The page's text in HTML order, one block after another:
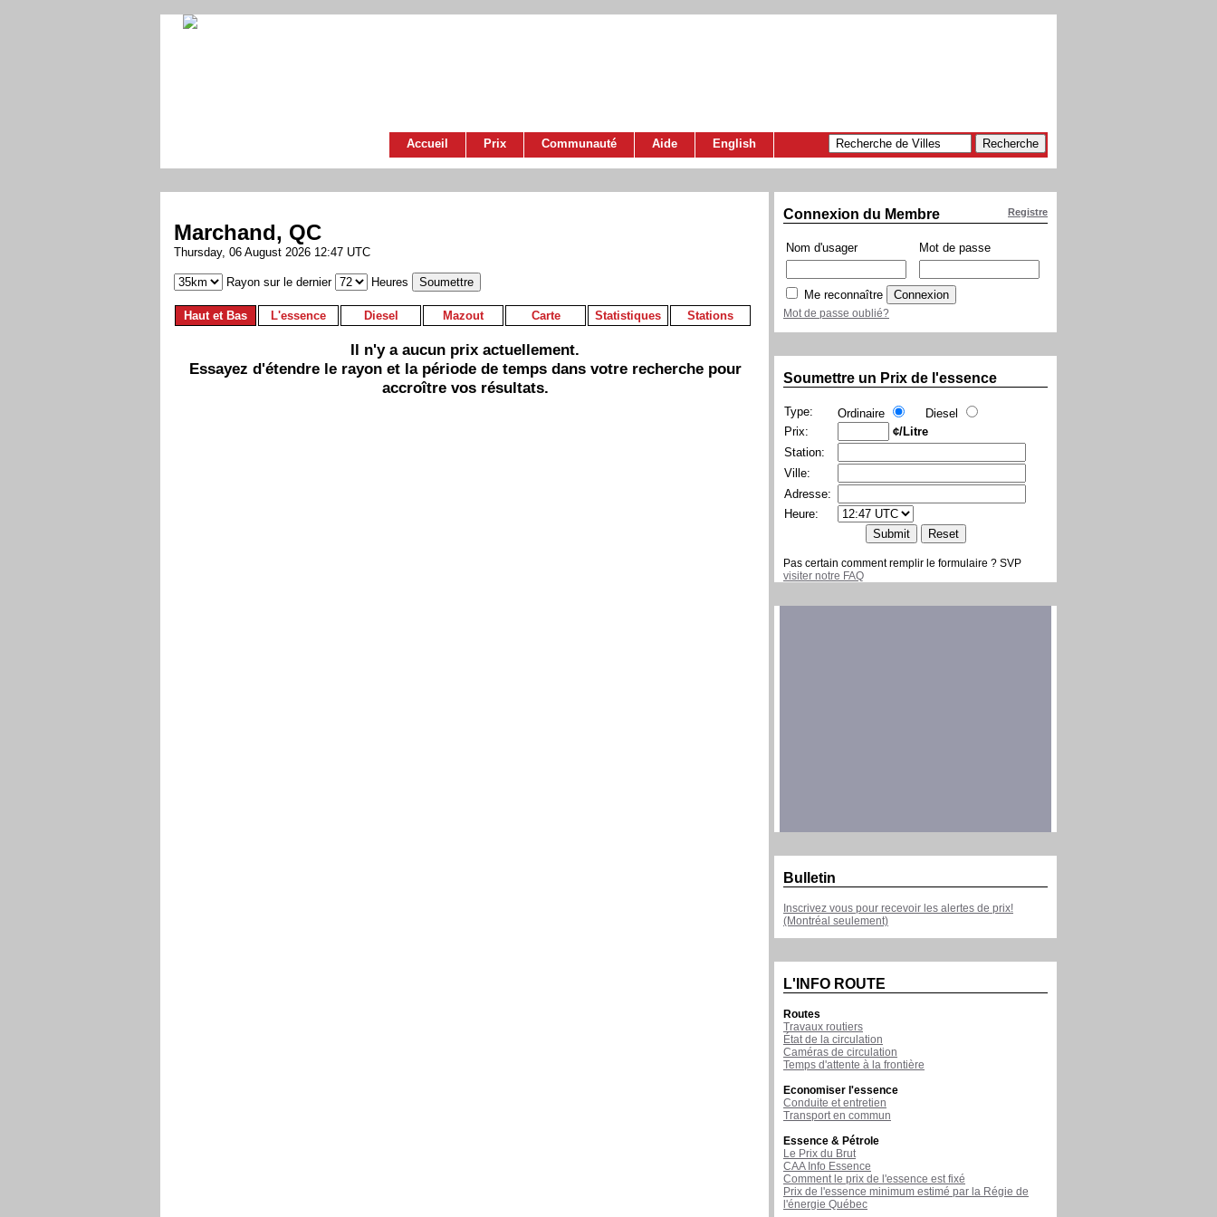
Accueil Prix Communauté Aide English
Marchand, QC
Thursday, 06 August 2026 12:47 UTC
Rayon sur le dernier Heures
Haut et Bas L'essence Diesel Mazout Carte Statistiques Stations
Il n'y a aucun prix actuellement.
Essayez d'étendre le rayon et la période de temps dans votre recherche pour
accroître vos résultats.
Registre
Connexion du Membre
Nom d'usager Mot de passe
Me reconnaître
Mot de passe oublié?
Soumettre un Prix de l'essence
Type: Ordinaire
Diesel
Prix:
¢/Litre
Station:
Ville:
Adresse:
Heure:
Pas certain comment remplir le formulaire ? SVP
visiter notre FAQ
Bulletin
Inscrivez vous pour recevoir les alertes de prix!
(Montréal seulement)
L'INFO ROUTE
Routes
Travaux routiers
État de la circulation
Caméras de circulation
Temps d'attente à la frontière
Economiser l'essence
Conduite et entretien
Transport en commun
Essence & Pétrole
Le Prix du Brut
CAA Info Essence
Comment le prix de l'essence est fixé
Prix de l'essence minimum estimé par la Régie de
l'énergie Québec